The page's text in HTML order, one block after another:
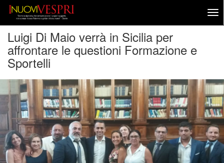
Luigi Di Maio verrà in Sicilia per
affrontare le questioni Formazione e
Sportelli